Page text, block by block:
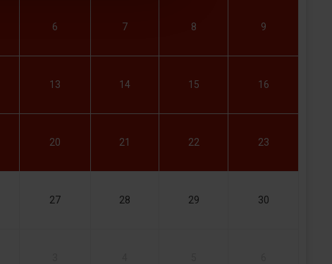
6 7 8 9
13 14 15 16
20 21 22 23
27 28 29 30